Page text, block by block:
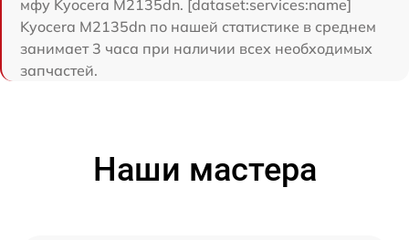
мфу Kyocera M2135dn. [dataset:services:name]
Kyocera M2135dn по нашей статистике в среднем
занимает 3 часа при наличии всех необходимых
запчастей.
Наши мастера